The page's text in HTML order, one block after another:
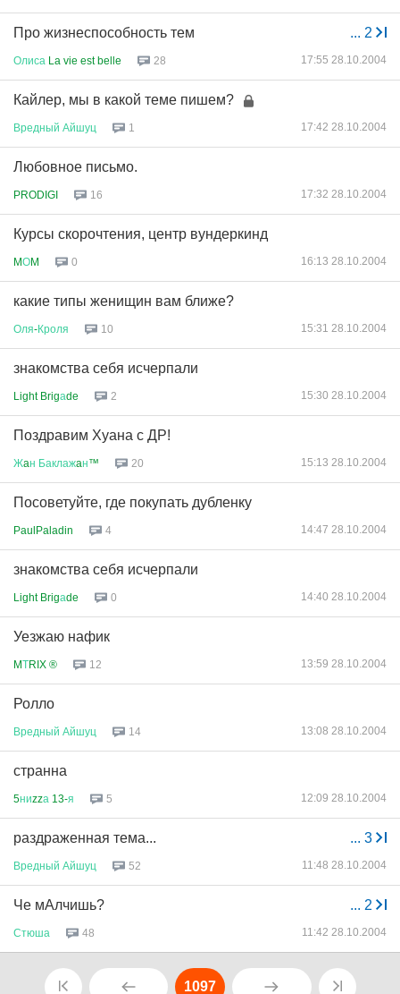
... 2
Про жизнеспособность тем
Олиса La vie est belle 28 17:55 28.10.2004
Кайлер, мы в какой теме пишем?
Вредный Айшуц 1 17:42 28.10.2004
Любовное письмо.
PRODIGI 16 17:32 28.10.2004
Курсы скорочтения, центр вундеркинд
MОM 0 16:13 28.10.2004
какие типы женищин вам ближе?
Оля-Кроля 10 15:31 28.10.2004
знакомства себя исчерпали
Light Brigаde 2 15:30 28.10.2004
Поздравим Хуана с ДР!
Жaн Баклажaн™ 20 15:13 28.10.2004
Посоветуйте, где покупать дубленку
PaulPaladin 4 14:47 28.10.2004
знакомства себя исчерпали
Light Brigаde 0 14:40 28.10.2004
Уезжаю нафик
MТRIX ® 12 13:59 28.10.2004
Ролло
Вредный Айшуц 14 13:08 28.10.2004
странна
5ниzzа 13-я 5 12:09 28.10.2004
... 3
раздраженная тема...
Вредный Айшуц 52 11:48 28.10.2004
... 2
Че мАлчишь?
Стюша 48 11:42 28.10.2004
1097